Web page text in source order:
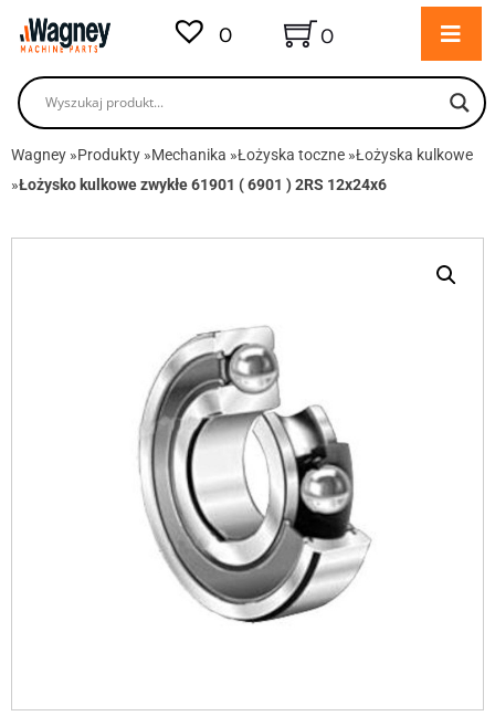
0 0
Wagney »Produkty »Mechanika »Łożyska toczne »Łożyska kulkowe
»Łożysko kulkowe zwykłe 61901 ( 6901 ) 2RS 12x24x6